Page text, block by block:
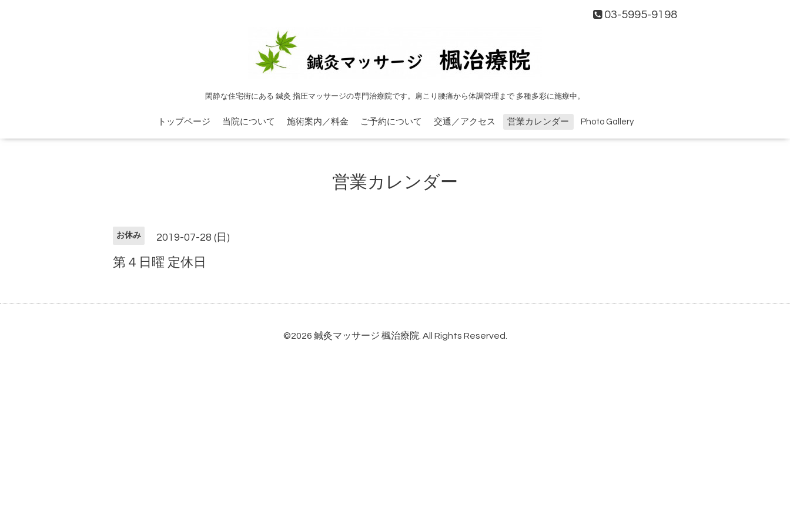
03-5995-9198
閑静な住宅街にある 鍼灸 指圧マッサージの専門治療院です。肩こり腰痛から体調管理まで 多種多彩に施療中。
トップページ 当院について 施術案内／料金 ご予約について 交通／アクセス 営業カレンダー Photo Gallery
営業カレンダー
お休み 2019-07-28 (日)
第４日曜 定休日
©2026 鍼灸マッサージ 楓治療院. All Rights Reserved.